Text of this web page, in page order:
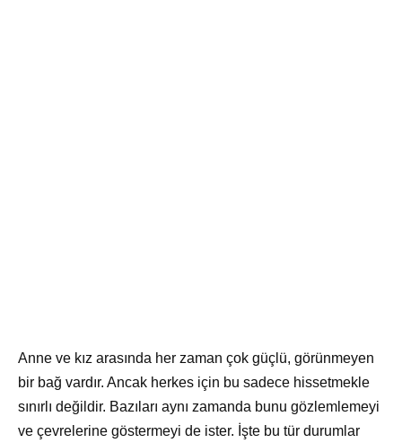
Anne ve kız arasında her zaman çok güçlü, görünmeyen
bir bağ vardır. Ancak herkes için bu sadece hissetmekle
sınırlı değildir. Bazıları aynı zamanda bunu gözlemlemeyi
ve çevrelerine göstermeyi de ister. İşte bu tür durumlar